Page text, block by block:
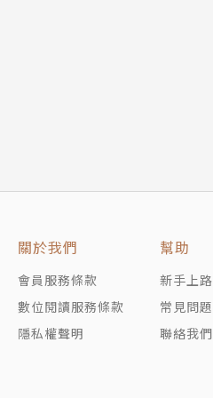
關於我們
會員服務條款
數位閱讀服務條款
隱私權聲明
幫助
新手上路
常見問題
聯絡我們